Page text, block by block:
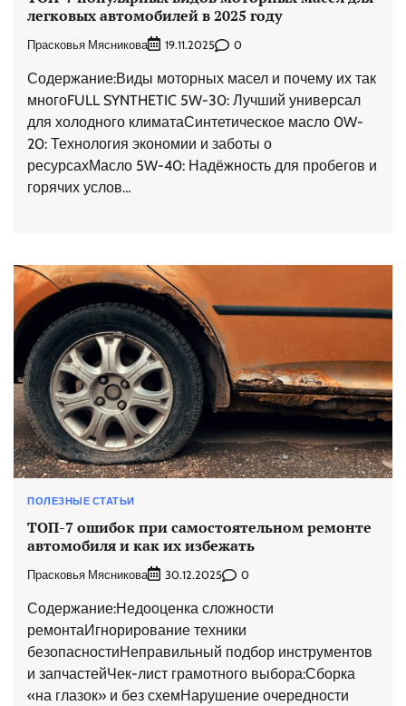
легковых автомобилей в 2025 году
Прасковья Мясникова 19.11.2025 0
Содержание:Виды моторных масел и почему их так
многоFULL SYNTHETIC 5W-30: Лучший универсал
для холодного климатаСинтетическое масло 0W-
20: Технология экономии и заботы о
ресурсахМасло 5W-40: Надёжность для пробегов и
горячих услов…
ПОЛЕЗНЫЕ СТАТЬИ
ТОП-7 ошибок при самостоятельном ремонте
автомобиля и как их избежать
Прасковья Мясникова 30.12.2025 0
Содержание:Недооценка сложности
ремонтаИгнорирование техники
безопасностиНеправильный подбор инструментов
и запчастейЧек-лист грамотного выбора:Сборка
«на глазок» и без схемНарушение очередности